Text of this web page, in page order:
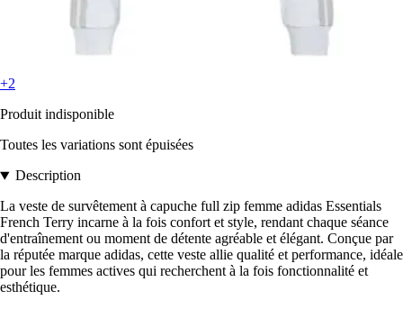
+2
Produit indisponible
Toutes les variations sont épuisées
Description
La veste de survêtement à capuche full zip femme adidas Essentials
French Terry incarne à la fois confort et style, rendant chaque séance
d'entraînement ou moment de détente agréable et élégant. Conçue par
la réputée marque adidas, cette veste allie qualité et performance, idéale
pour les femmes actives qui recherchent à la fois fonctionnalité et
esthétique.